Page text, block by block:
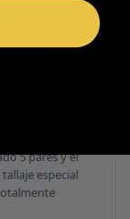
5 pares y el
especial